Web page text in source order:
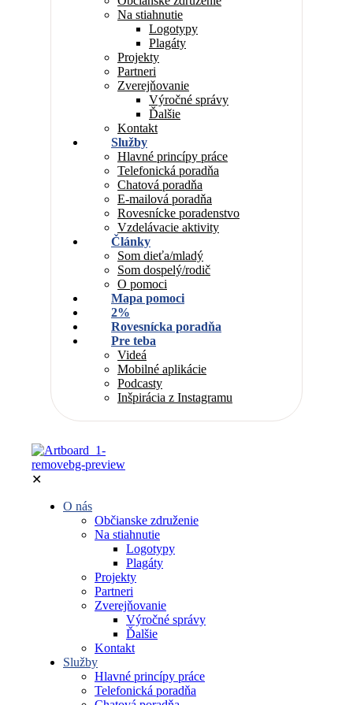
Na stiahnutie
Logotypy
Plagáty
Projekty
Partneri
Zverejňovanie
Výročné správy
Ďalšie
Kontakt
Služby
Hlavné princípy práce
Telefonická poradňa
Chatová poradňa
E-mailová poradňa
Rovesnícke poradenstvo
Vzdelávacie aktivity
Články
Som dieťa/mladý
Som dospelý/rodič
O pomoci
Mapa pomoci
2%
Rovesnícka poradňa
Pre teba
Videá
Mobilné aplikácie
Podcasty
Inšpirácia z Instagramu
✕
O nás
Občianske združenie
Na stiahnutie
Logotypy
Plagáty
Projekty
Partneri
Zverejňovanie
Výročné správy
Ďalšie
Kontakt
Služby
Hlavné princípy práce
Telefonická poradňa